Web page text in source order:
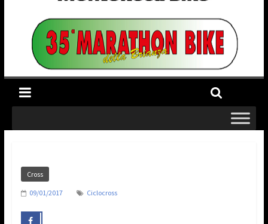
Cross
09/01/2017 Ciclocross